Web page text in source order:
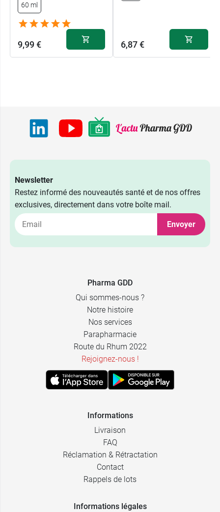
60 ml
9,99 € 6,87 €
Newsletter
Restez informé des nouveautés santé et de nos offres
exclusives, directement dans votre boîte mail.
Envoyer
Pharma GDD
Qui sommes-nous ?
Notre histoire
Nos services
Parapharmacie
Route du Rhum 2022
Rejoignez-nous !
Informations
Livraison
FAQ
Réclamation & Rétractation
Contact
Rappels de lots
Informations légales